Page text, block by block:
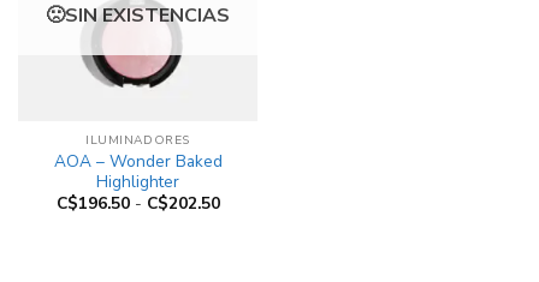
SIN EXISTENCIAS
ILUMINADORES
AOA – Wonder Baked
Highlighter
C$196.50 - C$202.50Rango